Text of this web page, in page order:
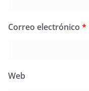
Correo electrónico *
Web